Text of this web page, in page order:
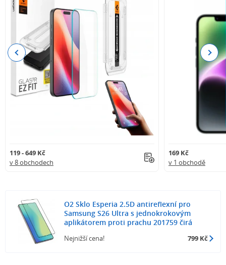
119 - 649 Kč
v 8 obchodech
169 Kč
v 1 obchodě
Previous Next
O2 Sklo Esperia 2.5D antireflexní pro
Samsung S26 Ultra s jednokrokovým
aplikátorem proti prachu 201759 čirá
Nejnižší cena! 799 Kč